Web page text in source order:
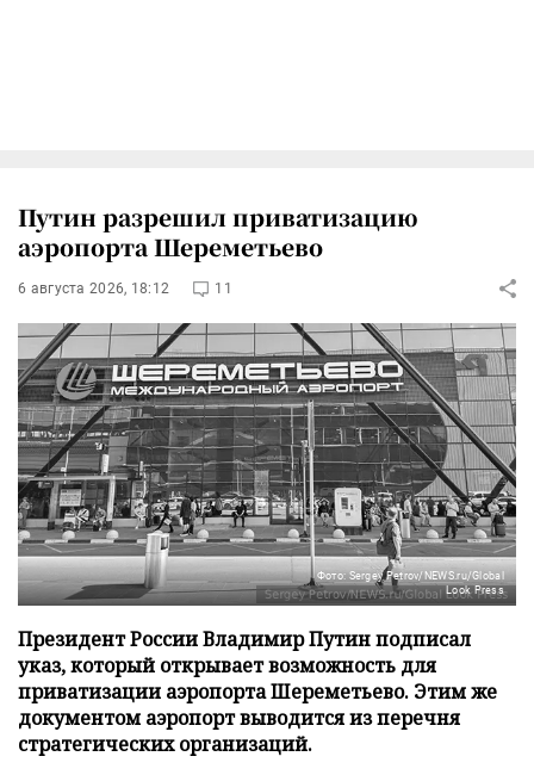
Путин разрешил приватизацию
аэропорта Шереметьево
6 августа 2026, 18:12 11
Фото: Sergey Petrov/NEWS.ru/Global
Look Press
Президент России Владимир Путин подписал
указ, который открывает возможность для
приватизации аэропорта Шереметьево. Этим же
документом аэропорт выводится из перечня
стратегических организаций.